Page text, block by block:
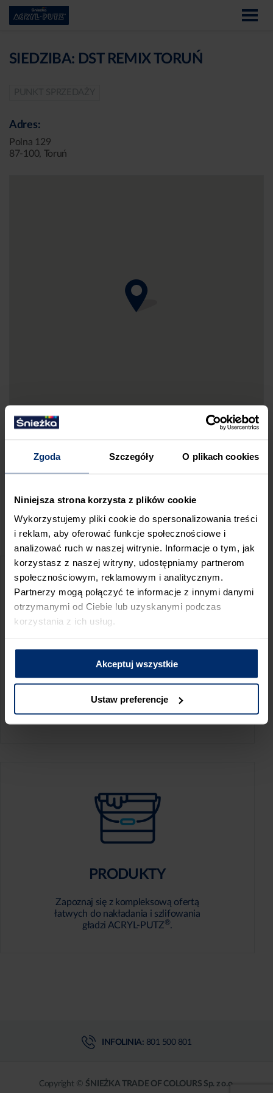
Zgoda Szczegóły O plikach cookies
Niniejsza strona korzysta z plików cookie
Wykorzystujemy pliki cookie do spersonalizowania treści
i reklam, aby oferować funkcje społecznościowe i
analizować ruch w naszej witrynie. Informacje o tym, jak
korzystasz z naszej witryny, udostępniamy partnerom
społecznościowym, reklamowym i analitycznym.
Partnerzy mogą połączyć te informacje z innymi danymi
otrzymanymi od Ciebie lub uzyskanymi podczas
korzystania z ich usług.
Akceptuj wszystkie
Ustaw preferencje
SIEDZIBA: DST REMIX TORUŃ
Adres:
Polna 129
87-100, Toruń
ZGŁOŚ BŁĄD
PRZED WIZYTĄ W SKLEPIE POLECAMY:
KALKULATOR ZUŻYCIA
Oblicz, jaką ilość produktów potrzebujesz,
aby perfekcyjnie wygładzić swoje ściany.
PRODUKTY
Zapoznaj się z kompleksową ofertą
łatwych do nakładania i szlifowania
gładzi ACRYL-PUTZ®.
INFOLINIA: 801 500 801
Copyright © ŚNIEŻKA TRADE OF COLOURS Sp. z o.o.